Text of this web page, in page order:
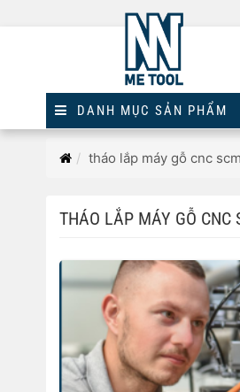
DANH MỤC SẢN PHẨM
Trangtháo lắp máy gỗ cnc scm
THÁO LẮP MÁY GỖ CNC